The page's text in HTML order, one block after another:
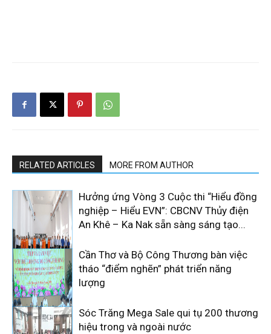
RELATED ARTICLES MORE FROM AUTHOR
Hưởng ứng Vòng 3 Cuộc thi “Hiểu đồng
nghiệp – Hiểu EVN”: CBCNV Thủy điện
An Khê – Ka Nak sẵn sàng sáng tạo...
Cần Thơ và Bộ Công Thương bàn việc
tháo “điểm nghẽn” phát triển năng
lượng
Sóc Trăng Mega Sale qui tụ 200 thương
hiệu trong và ngoài nước